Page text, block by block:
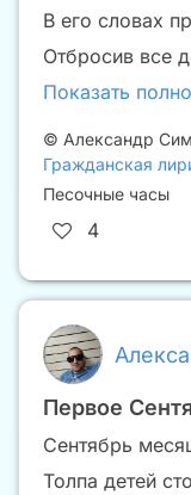
В его словах
Отбросив все
Показать
© Александр
Гражданская
Песочные часы
4
Первое
Сентябрь
Толпа детей